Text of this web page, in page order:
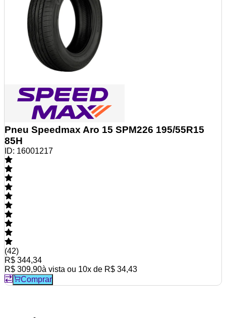
Pneu Speedmax Aro 15 SPM226 195/55R15
85H
ID: 16001217
(42)
R$ 344,34
R$ 309,90à vista ou 10x de R$ 34,43
Comprar